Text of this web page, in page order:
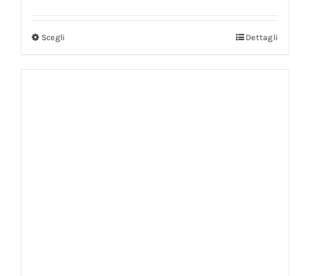
Scegli Dettagli